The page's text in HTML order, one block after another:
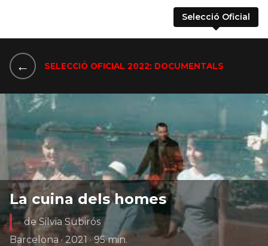
Selecció Oficial
← SELECCIÓ OFICIAL 2022: DOCUMENTALS
La cuina dels homes
de Silvia Subirós
Barcelona · 2021 · 95 min.